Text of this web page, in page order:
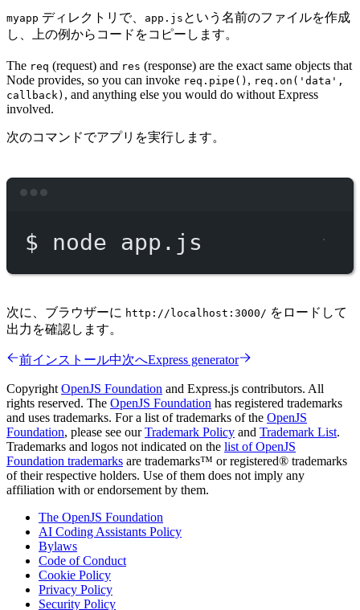
myapp ディレクトリで、 app.js という名前のファイルを作成
し、上の例からコードをコピーします。
The req (request) and res (response) are the exact same objects that
Node provides, so you can invoke req.pipe() , req.on('data',
callback) , and anything else you would do without Express
involved.
次のコマンドでアプリを実行します。
$ node app.js
次に、ブラウザーに http://localhost:3000/ をロードして
出力を確認します。
前インストール中次へExpress generator
Copyright OpenJS Foundation and Express.js contributors. All
rights reserved. The OpenJS Foundation has registered trademarks
and uses trademarks. For a list of trademarks of the OpenJS
Foundation, please see ourTrademark Policy and Trademark List.
Trademarks and logos not indicated on the list of OpenJS
Foundation trademarks are trademarks™ or registered® trademarks
of their respective holders. Use of them does not imply any
affiliation with or endorsement by them.
The OpenJS Foundation
AI Coding Assistants Policy
Bylaws
Code of Conduct
Cookie Policy
Privacy Policy
Security Policy